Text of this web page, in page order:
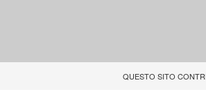
QUESTO SITO